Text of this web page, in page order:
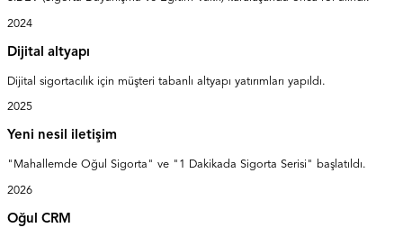
2024
Dijital altyapı
Dijital sigortacılık için müşteri tabanlı altyapı yatırımları yapıldı.
2025
Yeni nesil iletişim
"Mahallemde Oğul Sigorta" ve "1 Dakikada Sigorta Serisi" başlatıldı.
2026
Oğul CRM